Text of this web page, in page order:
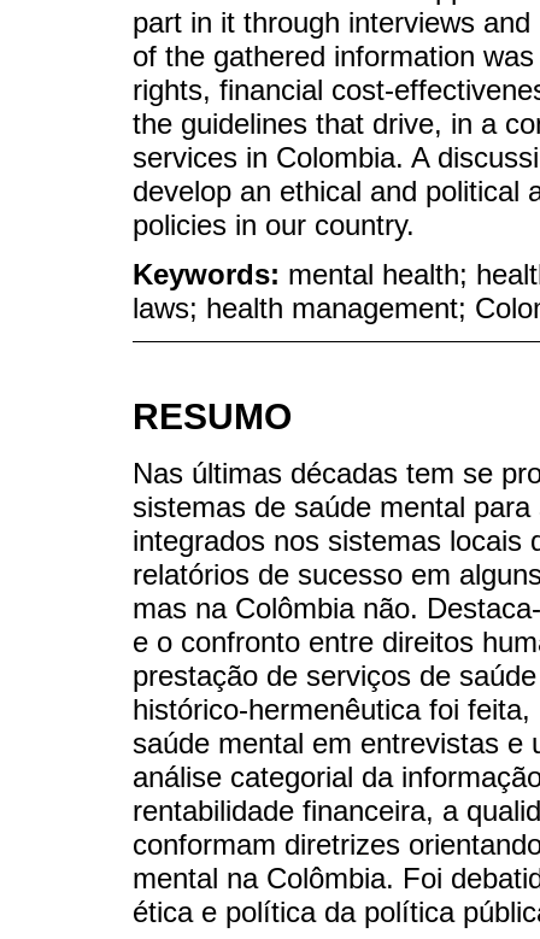
part in it through interviews
of the gathered information
rights, financial cost-
the guidelines that drive, in a
services in Colombia. A
develop an ethical and political
policies in our country.
Keywords: mental health;
laws; health management;
RESUMO
Nas últimas décadas tem se
sistemas de saúde mental
integrados nos sistemas locais
relatórios de sucesso em
mas na Colômbia não.
e o confronto entre direitos
prestação de serviços de
histórico-hermenêutica foi
saúde mental em entrevistas e
análise categorial da
rentabilidade financeira, a
conformam diretrizes
mental na Colômbia. Foi
ética e política da política